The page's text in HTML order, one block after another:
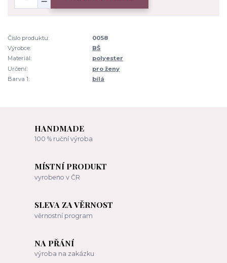
Číslo produktu:
0058
Výrobce:
BŠ
Materiál:
polyester
Určení:
pro ženy
Barva 1:
bílá
HANDMADE
100 % ruční výroba
MÍSTNÍ PRODUKT
vyrobeno v ČR
SLEVA ZA VĚRNOST
věrnostní program
NA PŘÁNÍ
výroba na zakázku